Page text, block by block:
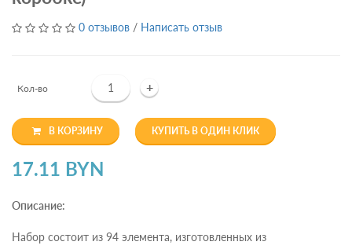
0 отзывов / Написать отзыв
Кол-во +
В КОРЗИНУ КУПИТЬ В ОДИН КЛИК
17.11 BYN
Описание:
Набор состоит из 94 элемента, изготовленных из